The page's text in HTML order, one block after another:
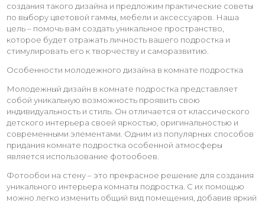
создания такого дизайна и предложим практические советы
по выбору цветовой гаммы, мебели и аксессуаров. Наша
цель – помочь вам создать уникальное пространство,
которое будет отражать личность вашего подростка и
стимулировать его к творчеству и саморазвитию.
Особенности молодежного дизайна в комнате подростка
Молодежный дизайн в комнате подростка представляет
собой уникальную возможность проявить свою
индивидуальность и стиль. Он отличается от классического
детского интерьера своей яркостью, оригинальностью и
современными элементами. Одним из популярных способов
придания комнате подростка особенной атмосферы
является использование фотообоев.
Фотообои на стену – это прекрасное решение для создания
уникального интерьера комнаты подростка. С их помощью
можно легко изменить общий вид помещения, добавив яркий